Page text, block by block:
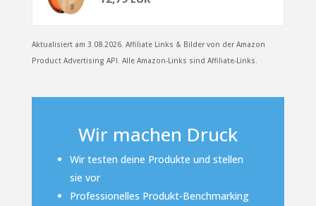
Aktualisiert am 3.08.2026. Affiliate Links & Bilder von der Amazon
Product Advertising API. Alle Amazon-Links sind Affiliate-Links.
Wir machen Druck
Wir testen deine Produkte und stellen
sie vor
Professionelles Produkt-Benchmarking